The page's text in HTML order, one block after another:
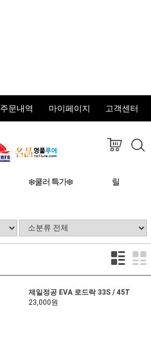
주문내역 마이페이지 고객센터
❄️쿨러 특가❄️ 릴
제일정공 EVA 로드락 33S / 45T
23,000원